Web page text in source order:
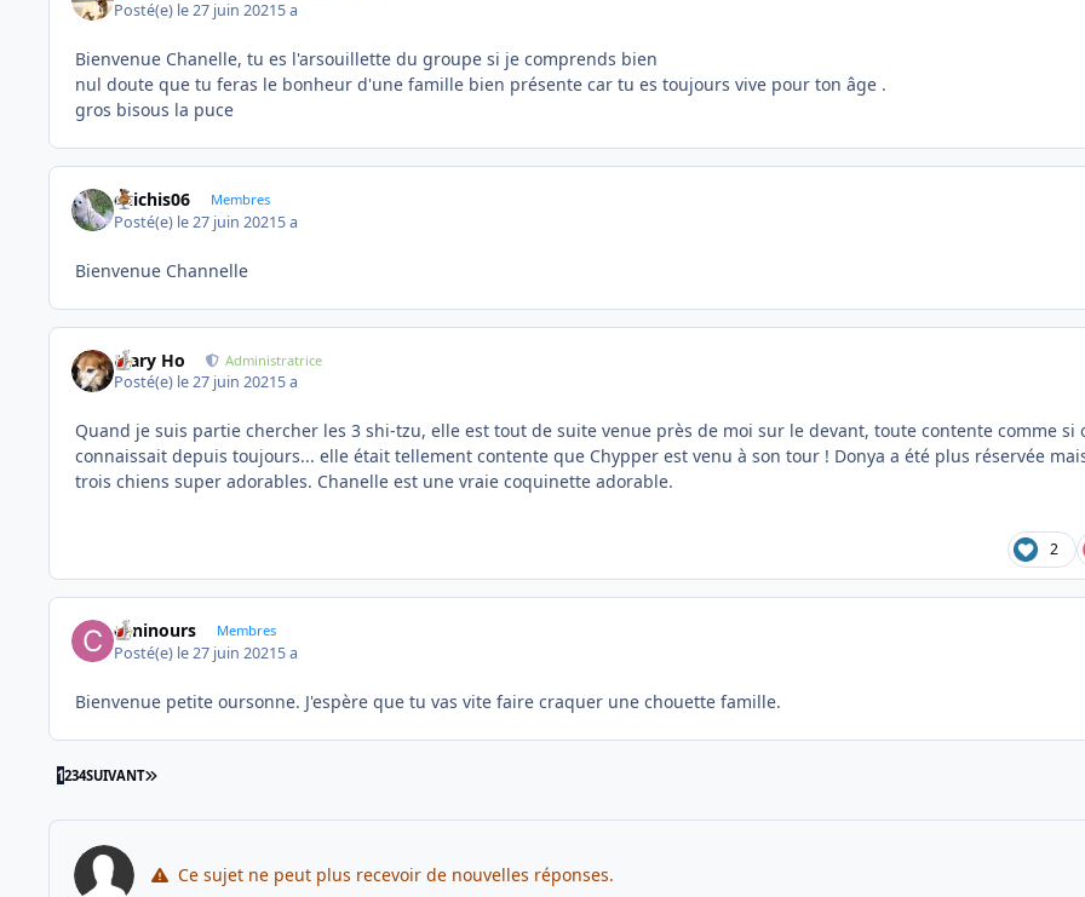
Posté(e) le 27 juin 20215 a
Bienvenue Chanelle, tu es l'arsouillette du groupe si je comprends bien
nul doute que tu feras le bonheur d'une famille bien présente car tu es toujours vive pour ton âge .
gros bisous la puce
chichis06 Membres
Posté(e) le 27 juin 20215 a
Bienvenue Channelle
Mary Ho Administratrice
Posté(e) le 27 juin 20215 a
Quand je suis partie chercher les 3 shi-tzu, elle est tout de suite venue près de moi sur le devant, toute contente comme si
connaissait depuis toujours... elle était tellement contente que Chypper est venu à son tour ! Donya a été plus réservée
trois chiens super adorables. Chanelle est une vraie coquinette adorable.
2
caninours Membres
Posté(e) le 27 juin 20215 a
Bienvenue petite oursonne. J'espère que tu vas vite faire craquer une chouette famille.
1234SUIVANT DERNIÈRE PAGE
Ce sujet ne peut plus recevoir de nouvelles réponses.